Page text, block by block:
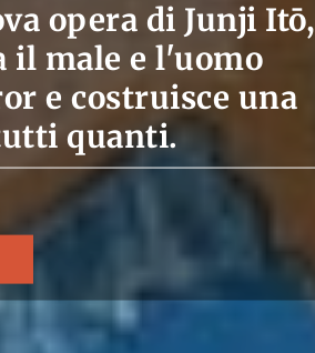
opera di Junji Itō,
il male e l'uomo
e costruisce una
quanti.